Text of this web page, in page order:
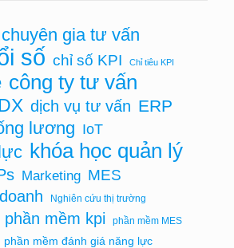
chuyên gia tư vấn
số chỉ số KPI Chỉ tiêu KPI
công ty tư vấn
dịch vụ tư vấn ERP
lương IoT
khóa học quản lý
Marketing MES
Nghiên cứu thị trường
phần mềm kpi phần mềm MES
phần mềm đánh giá năng lực